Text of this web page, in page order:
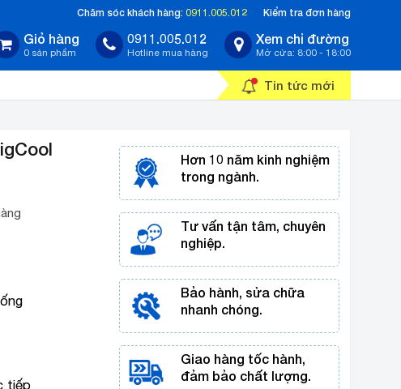
Chăm sóc khách hàng: 0911.005.012 Kiểm tra đơn hàng
Giỏ hàng
0 sản phẩm
0911.005.012
Hotline mua hàng
Xem chỉ đường
Mở cửa: 8:00 - 18:00
Tin tức mới
tiếp
Hơn 10 năm kinh nghiệm
trong ngành.
Tư vấn tận tâm, chuyên
nghiệp.
Bảo hành, sửa chữa
nhanh chóng.
Giao hàng tốc hành,
đảm bảo chất lượng.